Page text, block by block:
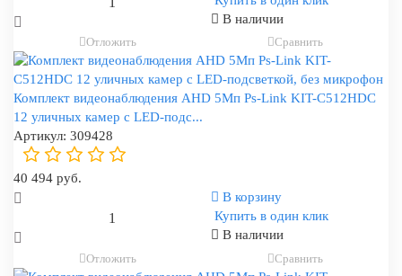
В наличии
Отложить Сравнить
Комплект видеонаблюдения AHD 5Мп Ps-Link KIT-C512HDC
12 уличных камер с LED-подс...
Артикул: 309428
40 494 руб.
В корзину
Купить в один клик
В наличии
Отложить Сравнить